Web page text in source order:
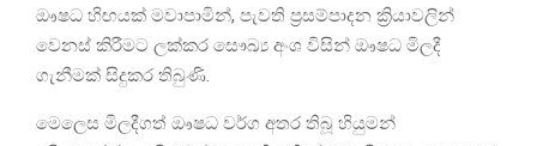
ඖෂධ හිඟයක් මවාපාමින්, පැවති ප්‍රසම්පාදන ක්‍රියාවලින්
වෙනස් කිරීමට ලක්කර සෞඛ්‍ය අංශ විසින් ඖෂධ මිලදී
ගැනීමක් සිදුකර තිබුණි.
මෙලෙස මිලදීගත් ඖෂධ වර්ග අතර තිබූ හියුමන්